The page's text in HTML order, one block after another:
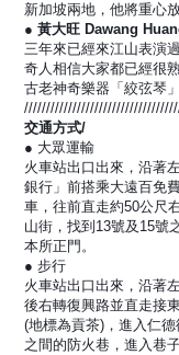
新加坡兩地，他將重心
● 黃大旺 Dawang
三年來已經來江山表演
奇人相信大家都已經很
古老神奇樂器「絞弦琴
交通方式/
● 大眾運輸
火車站出口出來，沿著
銀行」前搭乘大遠百免
車，往前直走約50公尺
山街，找到13號及15號
本所正門。
● 步行
火車站出口出來，沿著
後右轉復興路並直走接
(地標為貢茶)，進入仁
之間的防火巷，進入巷